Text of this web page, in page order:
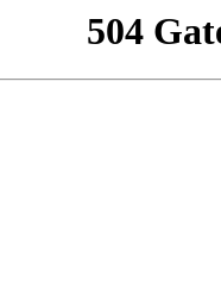
504